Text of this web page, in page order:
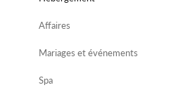
Affaires
Mariages et événements
Spa